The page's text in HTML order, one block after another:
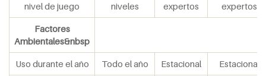
nivel de juego
niveles
expertos
expertos
Factores
Ambientales&nbsp
Uso durante el año Todo el año Estacional Estacional